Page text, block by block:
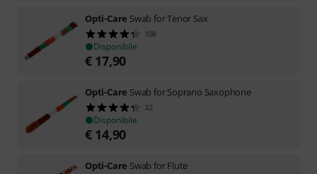
Opti-Care Swab for Tenor Sax
108
Disponibile
€ 17,90
Opti-Care Swab for Soprano Saxophone
32
Disponibile
€ 14,90
Opti-Care Swab for Flute